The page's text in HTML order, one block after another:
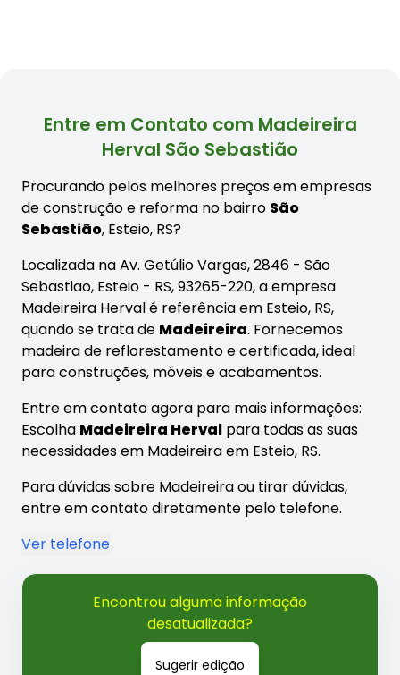
Entre em Contato com Madeireira
Herval São Sebastião
Procurando pelos melhores preços em empresas
de construção e reforma no bairro São
Sebastião, Esteio, RS?
Localizada na Av. Getúlio Vargas, 2846 - São
Sebastiao, Esteio - RS, 93265-220, a empresa
Madeireira Herval é referência em Esteio, RS,
quando se trata de Madeireira. Fornecemos
madeira de reflorestamento e certificada, ideal
para construções, móveis e acabamentos.
Entre em contato agora para mais informações:
Escolha Madeireira Herval para todas as suas
necessidades em Madeireira em Esteio, RS.
Para dúvidas sobre Madeireira ou tirar dúvidas,
entre em contato diretamente pelo telefone.
Ver telefone
Encontrou alguma informação
desatualizada?
Sugerir edição